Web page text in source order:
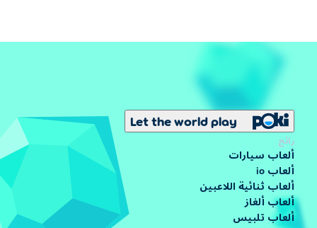
Let the world play
رائج
ألعاب سيارات
ألعاب io
ألعاب ثنائية اللاعبين
ألعاب ألغاز
ألعاب تلبيس